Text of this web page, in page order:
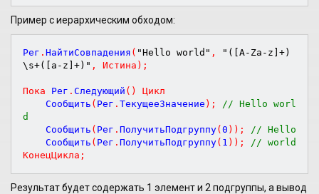
Пример с иерархическим обходом:
Рег . НайтиСовпадения ( "Hello world" ,
"([A-Za-z]+)
\s+([a-z]+)" , Истина ) ;
Пока Рег . Следующий ( )
Цикл
    Сообщить
( Рег . ТекущееЗначение ) ;
// Hello worl
d
    Сообщить
( Рег . ПолучитьПодгруппу( 0 ) ) ;
    Сообщить
( Рег . ПолучитьПодгруппу( 1 ) ) ;
КонецЦикла ;
Результат будет содержать 1 элемент и 2 подгруппы, а вывод